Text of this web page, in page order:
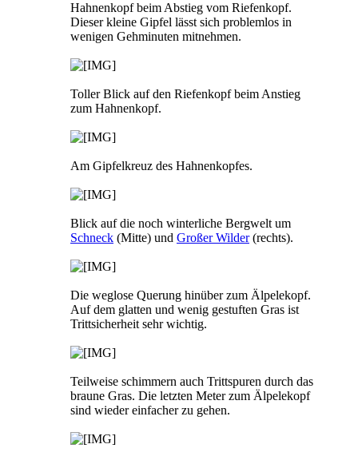
Hahnenkopf beim Abstieg vom Riefenkopf.
Dieser kleine Gipfel lässt sich problemlos in
wenigen Gehminuten mitnehmen.
Toller Blick auf den Riefenkopf beim Anstieg
zum Hahnenkopf.
Am Gipfelkreuz des Hahnenkopfes.
Blick auf die noch winterliche Bergwelt um
Schneck (Mitte) und Großer Wilder(rechts).
Die weglose Querung hinüber zum Älpelekopf.
Auf dem glatten und wenig gestuften Gras ist
Trittsicherheit sehr wichtig.
Teilweise schimmern auch Trittspuren durch das
braune Gras. Die letzten Meter zum Älpelekopf
sind wieder einfacher zu gehen.